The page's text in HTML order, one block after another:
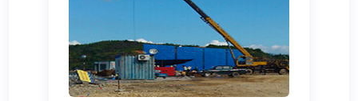
积累了丰富的经验。处理各种突发情况
能够做到及时、有效，将各种损失降到
最低，最大程度保护船东的利益，为船
东提供优质的服务，大大降低船舶营运